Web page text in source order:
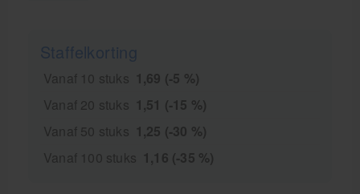
Staffelkorting
Vanaf 10 stuks 1,69 (-5 %)
Vanaf 20 stuks 1,51 (-15 %)
Vanaf 50 stuks 1,25 (-30 %)
Vanaf 100 stuks 1,16 (-35 %)